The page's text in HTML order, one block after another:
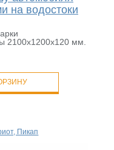
на водостоки
2100х1200х120 мм.
Пикап